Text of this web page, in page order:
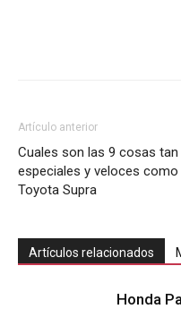
Artículo anterior
Cuales son las 9 cosas tan
especiales y veloces como
Toyota Supra
Artículos relacionados
Honda